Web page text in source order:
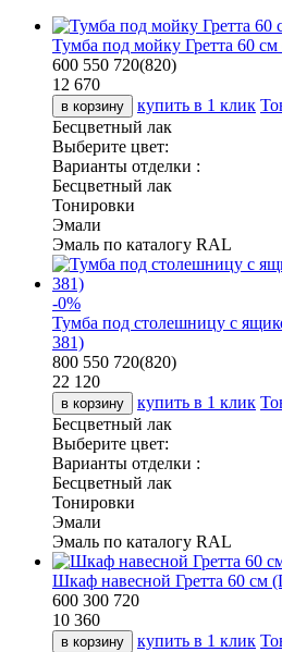
Тумба под мойку Гретта 60 см
600 550 720(820)
12 670
в корзину купить в 1 клик
Бесцветный лак
Выберите цвет:
Варианты отделки :
Бесцветный лак
Тонировки
Эмали
Эмаль по каталогу RAL
-0%
Тумба под столешницу с
381)
800 550 720(820)
22 120
в корзину купить в 1 клик
Бесцветный лак
Выберите цвет:
Варианты отделки :
Бесцветный лак
Тонировки
Эмали
Эмаль по каталогу RAL
Шкаф навесной Гретта 60 см
600 300 720
10 360
в корзину купить в 1 клик